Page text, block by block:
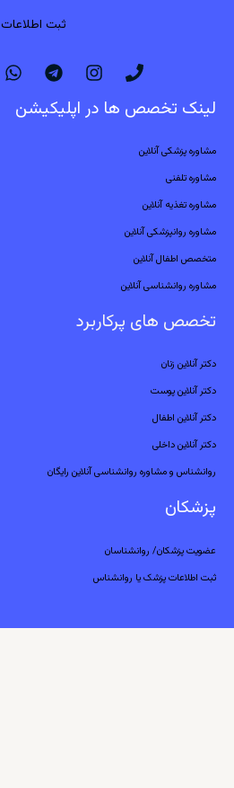
ثبت اطلاعات
لینک تخصص ها در اپلیکیشن
مشاوره پزشکی آنلاین
مشاوره تلفنی
مشاوره تغذیه آنلاین
مشاوره روانپزشکی آنلاین
متخصص اطفال آنلاین
مشاوره روانشناسی آنلاین
تخصص های پرکاربرد
دکتر آنلاین زنان
دکتر آنلاین پوست
دکتر آنلاین اطفال
دکتر آنلاین داخلی
روانشناس و مشاوره روانشناسی آنلاین رایگان
پزشکان
عضویت پزشکان/ روانشناسان
ثبت اطلاعات پزشک یا روانشناس